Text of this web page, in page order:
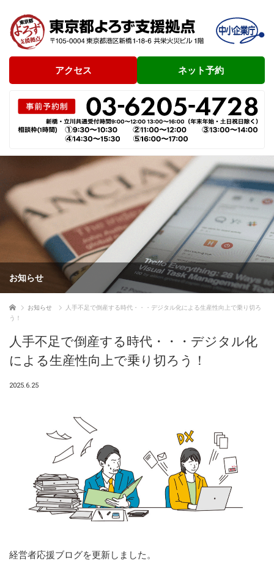
アクセス ネット予約
お知らせ
ホーム お知らせ
人手不足で倒産する時代・・・デジタル化による生産性向上で乗り切ろ
う！
人手不足で倒産する時代・・・デジタル化
による生産性向上で乗り切ろう！
2025.6.25
経営者応援ブログを更新しました。